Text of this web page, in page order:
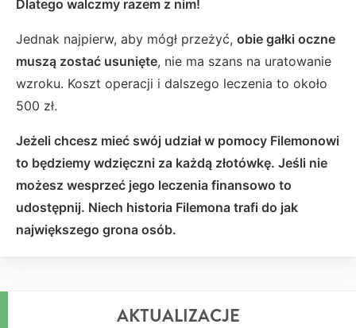
Dlatego walczmy razem z nim!
Jednak najpierw, aby mógł przeżyć, obie gałki oczne
muszą zostać usunięte, nie ma szans na uratowanie
wzroku. Koszt operacji i dalszego leczenia to około
500 zł.
Jeżeli chcesz mieć swój udział w pomocy Filemonowi
to będziemy wdzięczni za każdą złotówkę. Jeśli nie
możesz wesprzeć jego leczenia finansowo to
udostępnij. Niech historia Filemona trafi do jak
największego grona osób.
AKTUALIZACJE